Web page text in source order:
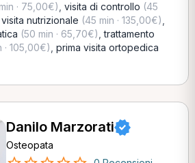
· 75,00€) visita di controllo (45
nutrizionale (45 min · 135,00€)
(50 min · 65,70€) ,trattamento
· 105,00€) prima visita ortopedica
Danilo Marzorati
Osteopata